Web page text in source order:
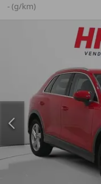
- (g/km)